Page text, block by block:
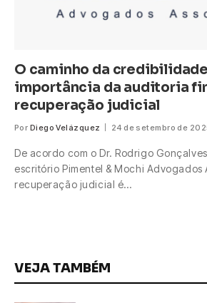
O caminho da
importância da auditoria
recuperação judicial
Por Diego Velázquez 24 de setembro de
De acordo com o Dr. Rodrigo
escritório Pimentel & Mochi Advogados
recuperação judicial é…
VEJA TAMBÉM